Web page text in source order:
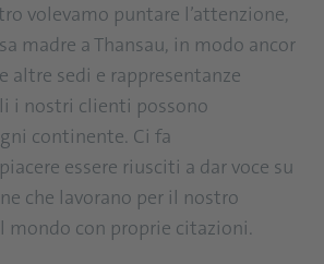
volevamo puntare l’attenzione,
madre a Thansau, in modo ancor
altre sedi e rappresentanze
i nostri clienti possono
continente. Ci fa
essere riusciti a dar voce su
che lavorano per il nostro
con proprie citazioni.